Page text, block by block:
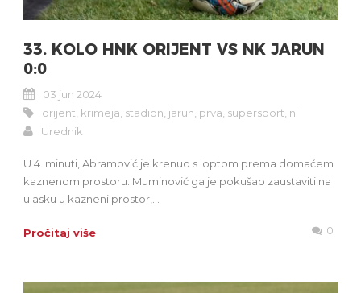
33. KOLO HNK ORIJENT VS NK JARUN
0:0
03 jun 2024
orijent krimeja stadion jarun prva supersport nl
Urednik
U 4. minuti, Abramović je krenuo s loptom prema domaćem
kaznenom prostoru. Muminović ga je pokušao zaustaviti na
ulasku u kazneni prostor,...
Pročitaj više 0